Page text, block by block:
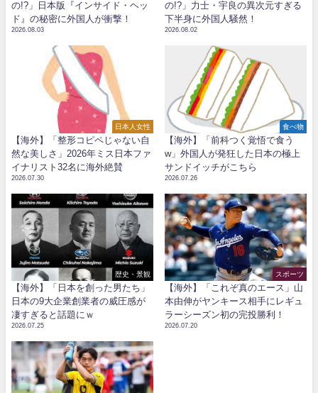
の!?」日本版『インサイド・ヘッ
ド』の秘密に外国人が衝撃！
2026.08.03
の!?」力士・宇良の異次元すぎる
下半身に外国人騒然！
2026.08.02
日本人女性
【海外】「整形コピペじゃない自
然な美しさ」2026年ミス日本ファ
イナリスト32名に海外絶賛
2026.07.30
食べ物
【海外】「前科つく覚悟で食う
w」外国人が発狂した日本の極上
サンドイッチがこちら
2026.07.26
歴史・景観
【海外】「日本を創った男たち」
日本の9大企業創業者の威圧感が
凄すぎると話題にｗ
2026.07.25
スポーツ
【海外】「これぞ真のエース」山
本由伸がヤンキース相手にレギュ
ラーシーズン初の完投勝利！
2026.07.20